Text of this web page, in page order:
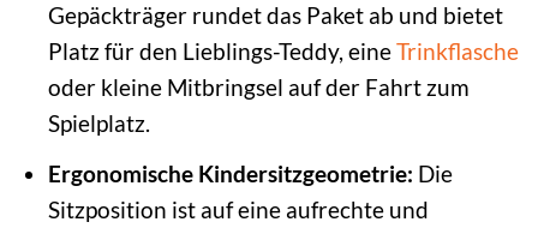
Gepäckträger rundet das Paket ab und bietet
Platz für den Lieblings-Teddy, eineTrinkflasche
oder kleine Mitbringsel auf der Fahrt zum
Spielplatz.
Ergonomische Kindersitzgeometrie: Die
Sitzposition ist auf eine aufrechte und